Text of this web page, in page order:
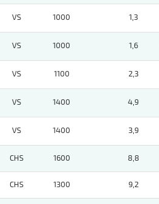
VS 1000 1,3
VS 1000 1,6
VS 1100 2,3
VS 1400 4,9
VS 1400 3,9
CHS 1600 8,8
CHS 1300 9,2